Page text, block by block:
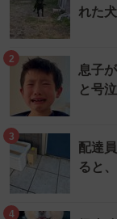
れた
2
息子
と号
3
配達
ると
4